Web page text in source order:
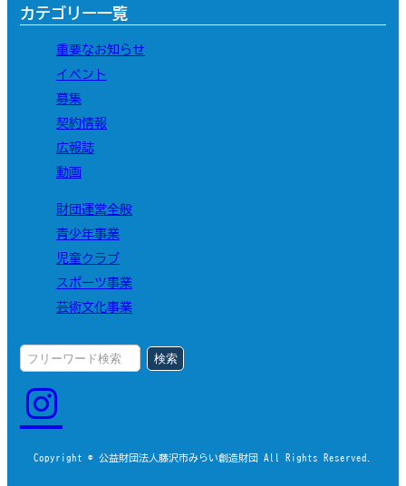
カテゴリー一覧
重要なお知らせ
イベント
募集
契約情報
広報誌
動画
財団運営全般
青少年事業
児童クラブ
スポーツ事業
芸術文化事業
検索
Copyright © 公益財団法人藤沢市みらい創造財団 All Rights Reserved.